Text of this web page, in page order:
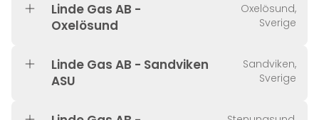
Linde Gas AB -
Oxelösund
Oxelösund,
Sverige
Linde Gas AB - Sandviken
ASU
Sandviken,
Sverige